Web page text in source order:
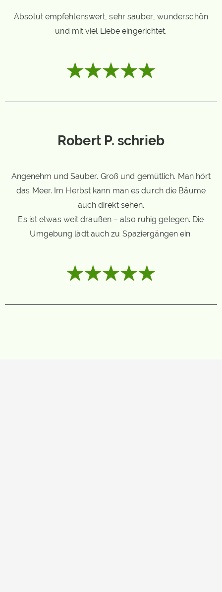
Absolut empfehlenswert, sehr sauber, wunderschön
und mit viel Liebe eingerichtet.
Robert P. schrieb
Angenehm und Sauber. Groß und gemütlich. Man hört
das Meer. Im Herbst kann man es durch die Bäume
auch direkt sehen.
Es ist etwas weit draußen – also ruhig gelegen. Die
Umgebung lädt auch zu Spaziergängen ein.